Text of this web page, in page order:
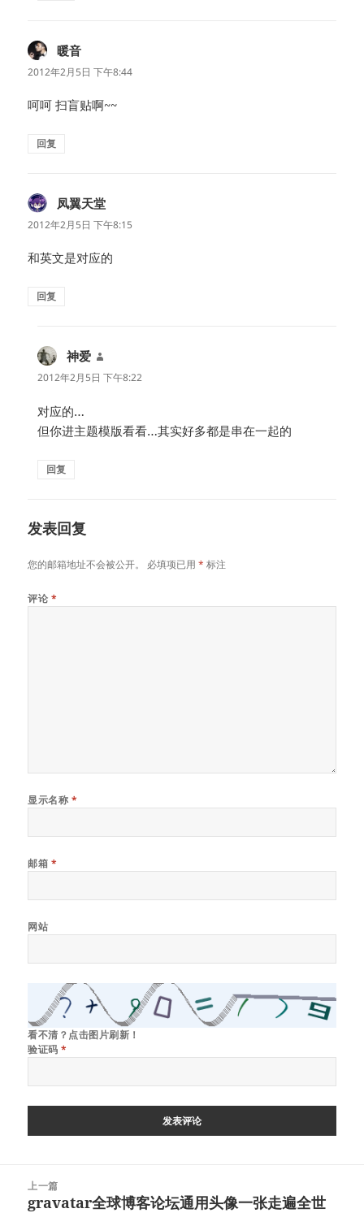
暖音
道：
2012年2月5日 下午8:44
呵呵 扫盲贴啊~~
回复
凤翼天堂
道：
2012年2月5日 下午8:15
和英文是对应的
回复
神爱
道：
2012年2月5日 下午8:22
对应的…
但你进主题模版看看…其实好多都是串在一起的
回复
发表回复
您的邮箱地址不会被公开。 必填项已用* 标注
评论 *
显示名称 *
邮箱 *
网站
看不清？点击图片刷新！
验证码*
上一篇
上
gravatar全球博客论坛通用头像一张走遍全世